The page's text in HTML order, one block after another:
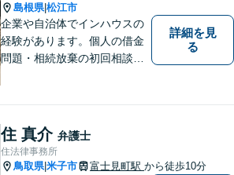
島根県|松江市
企業や自治体でインハウスの
経験があります。個人の借金
問題・相続放棄の初回相談
詳細を見
る
住 真介 弁護士
住法律事務所
鳥取県|米子市 富士見町駅 から徒歩10分